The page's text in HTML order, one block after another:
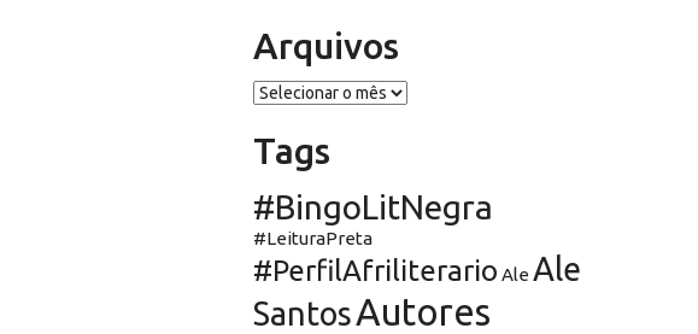
Arquivos
Arquivos
Tags
#BingoLitNegra
#LeituraPreta
#PerfilAfriliterario Ale Ale
SantosAutores